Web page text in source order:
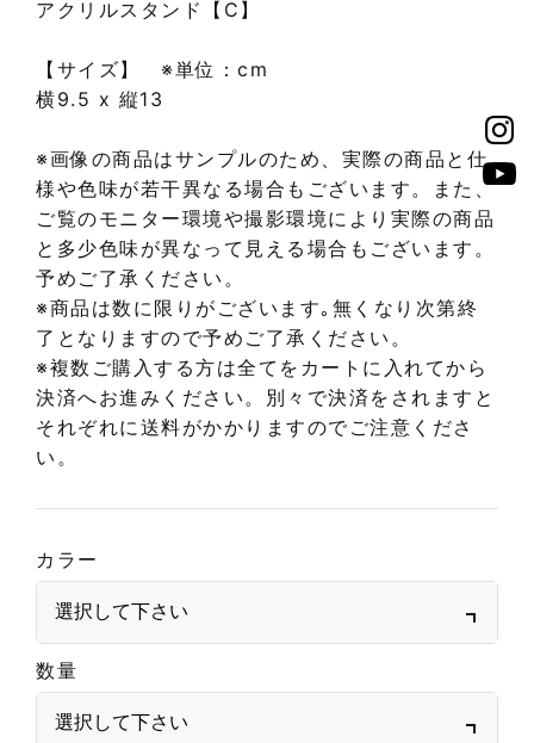
アクリルスタンド【C】
【サイズ】 ※単位：cm
横9.5 x 縦13
※画像の商品はサンプルのため、実際の商品と仕
様や色味が若干異なる場合もございます。また、
ご覧のモニター環境や撮影環境により実際の商品
と多少色味が異なって見える場合もございます。
予めご了承ください。
※商品は数に限りがございます｡無くなり次第終
了となりますので予めご了承ください。
※複数ご購入する方は全てをカートに入れてから
決済へお進みください。別々で決済をされますと
それぞれに送料がかかりますのでご注意くださ
い。
カラー
数量